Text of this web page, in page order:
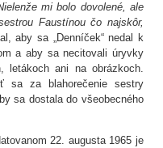
mi bolo dovolené, ale
Faustínou čo najskôr,
aby sa „Denníček“ nedal k
a aby sa necitovali úryvky
ani na obrázkoch.
sa za blahorečenie sestry
sa dostala do všeobecného
22. augusta 1965 je